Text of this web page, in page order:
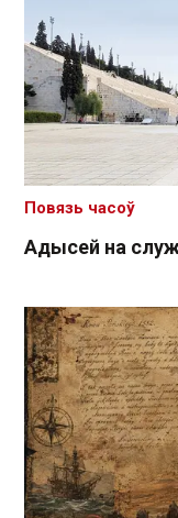
Адысей на
Повязь часоў